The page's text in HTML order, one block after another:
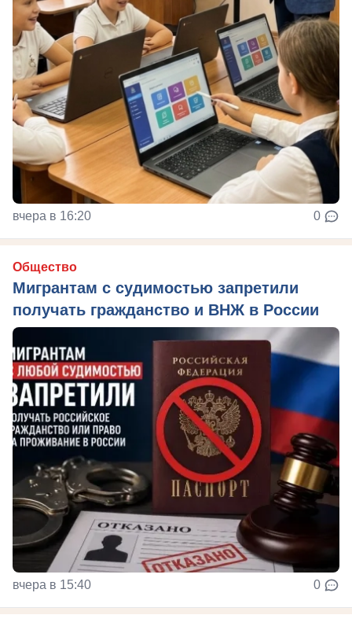
вчера в 16:20 0
Общество
Мигрантам с судимостью запретили
получать гражданство и ВНЖ в России
вчера в 15:40 0